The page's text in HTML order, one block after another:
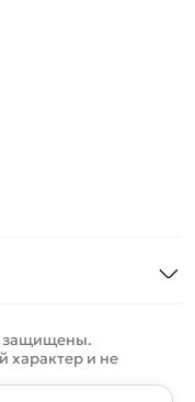
защищены.
характер и не